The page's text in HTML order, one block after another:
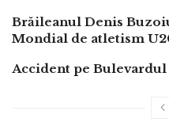
Brăileanul Denis
Mondial de atletism
Accident pe